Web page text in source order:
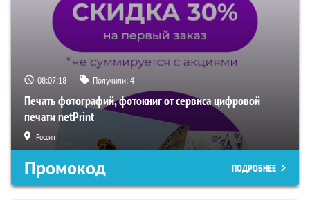
08:07:16 Получили:4
Печать фотографий, фотокниг от сервиса цифровой
печати netPrint
Россия
Промокод ПОДРОБНЕЕ